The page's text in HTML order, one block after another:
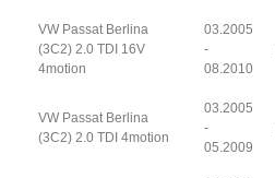
VW Passat Berlina
(3C2) 2.0 TDI 16V
4motion
03.2005
-
08.2010
VW Passat Berlina
(3C2) 2.0 TDI 4motion
03.2005
-
05.2009